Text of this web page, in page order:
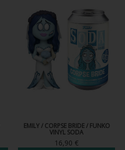
EMILY / CORPSE BRIDE / FUNKO
VINYL SODA
16,90 €